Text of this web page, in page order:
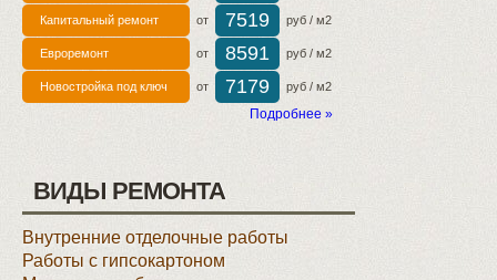
Капитальный ремонт от 7519 руб / м2
Евроремонт от 8591 руб / м2
Новостройка под ключ от 7179 руб / м2
Подробнее »
ВИДЫ РЕМОНТА
Внутренние отделочные работы
Работы с гипсокартоном